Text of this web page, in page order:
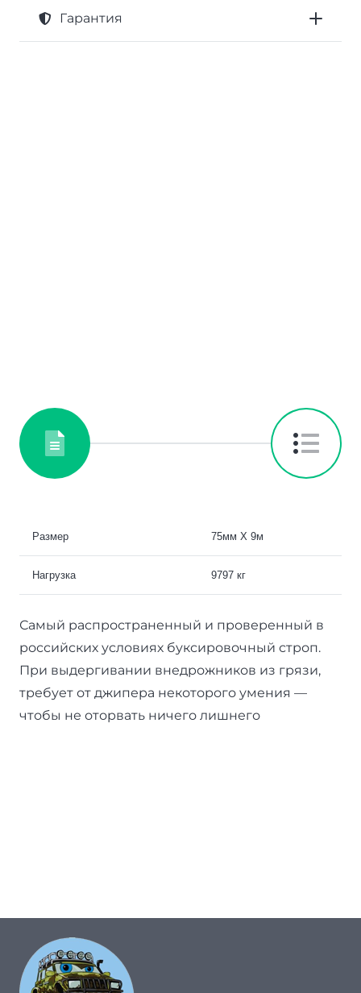
Гарантия
Размер 75мм Х 9м
Нагрузка 9797 кг
Самый распространенный и проверенный в
российских условиях буксировочный строп.
При выдергивании внедрожников из грязи,
требует от джипера некоторого умения —
чтобы не оторвать ничего лишнего